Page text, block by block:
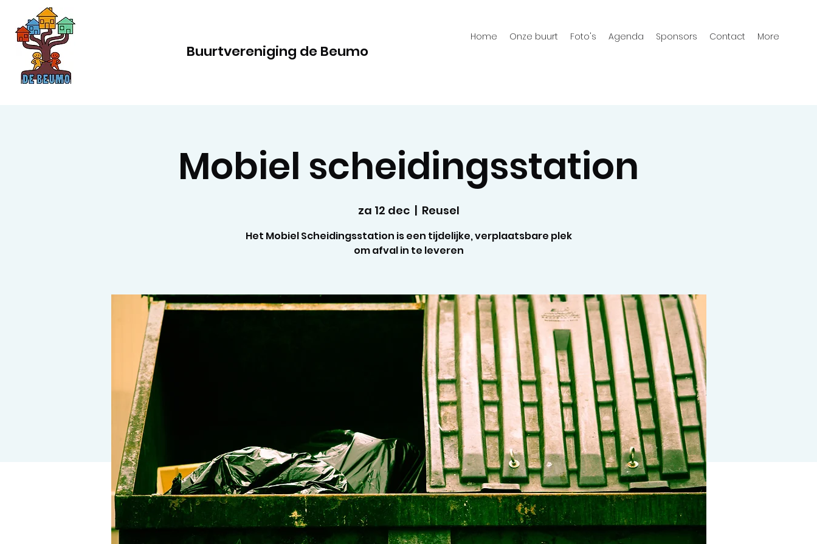
Buurtvereniging de Beumo
Home Onze buurt Foto's Agenda Sponsors Contact More
Mobiel scheidingsstation
za 12 dec
  |
Reusel
Het Mobiel Scheidingsstation is een tijdelijke, verplaatsbare plek
om afval in te leveren